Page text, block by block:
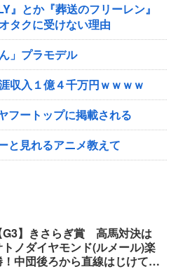
』とか『葬送のフリーレン』
タクに受けない理由
」プラモデル
収入１億４千万円ｗｗｗｗ
フートップに掲載される
と見れるアニメ教えて
G3】きさらぎ賞 高馬対決は
ノダイヤモンド(ルメール)楽
！中団後ろから直線はじけて無